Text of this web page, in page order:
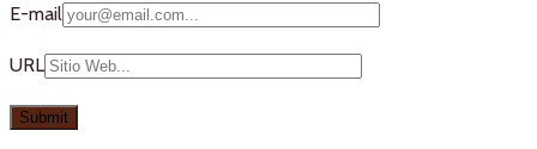
E-mail
URL